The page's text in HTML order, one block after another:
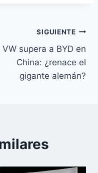
SIGUIENTE
VW supera a BYD en
China: ¿renace el
gigante alemán?